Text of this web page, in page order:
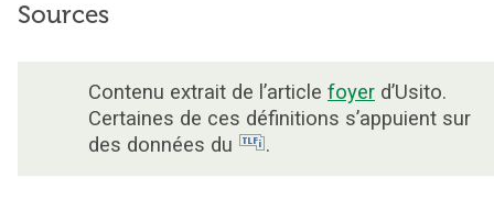
Sources
Contenu extrait de l’article foyer d’Usito.
Certaines de ces définitions s’appuient sur
des données du
.